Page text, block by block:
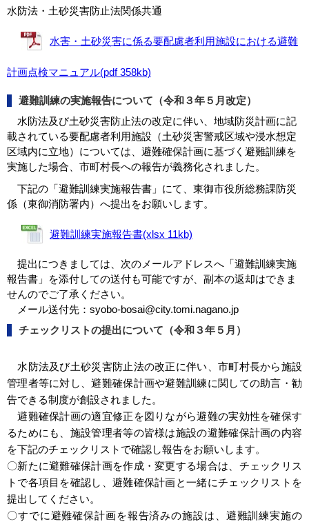
水防法・土砂災害防止法関係共通
水害・土砂災害に係る要配慮者利用施設における避難
計画点検マニュアル(pdf 358kb)
避難訓練の実施報告について（令和３年５月改定）
水防法及び土砂災害防止法の改定に伴い、地域防災計画に記
載されている要配慮者利用施設（土砂災害警戒区域や浸水想定
区域内に立地）については、避難確保計画に基づく避難訓練を
実施した場合、市町村長への報告が義務化されました。
下記の「避難訓練実施報告書」にて、東御市役所総務課防災
係（東御消防署内）へ提出をお願いします。
避難訓練実施報告書(xlsx 11kb)
提出につきましては、次のメールアドレスへ「避難訓練実施
報告書」を添付しての送付も可能ですが、副本の返却はできま
せんのでご了承ください。
メール送付先：syobo-bosai@city.tomi.nagano.jp
チェックリストの提出について（令和３年５月）
水防法及び土砂災害防止法の改正に伴い、市町村長から施設
管理者等に対し、避難確保計画や避難訓練に関しての助言・勧
告できる制度が創設されました。
避難確保計画の適宜修正を図りながら避難の実効性を確保す
るためにも、施設管理者等の皆様は施設の避難確保計画の内容
を下記のチェックリストで確認し報告をお願いします。
〇新たに避難確保計画を作成・変更する場合は、チェックリス
トで各項目を確認し、避難確保計画と一緒にチェックリストを
提出してください。
〇すでに避難確保計画を報告済みの施設は、避難訓練実施の